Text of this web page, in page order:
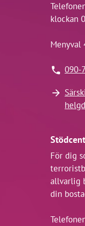
klockan
Menyval
090-
För dig
allvarlig
din